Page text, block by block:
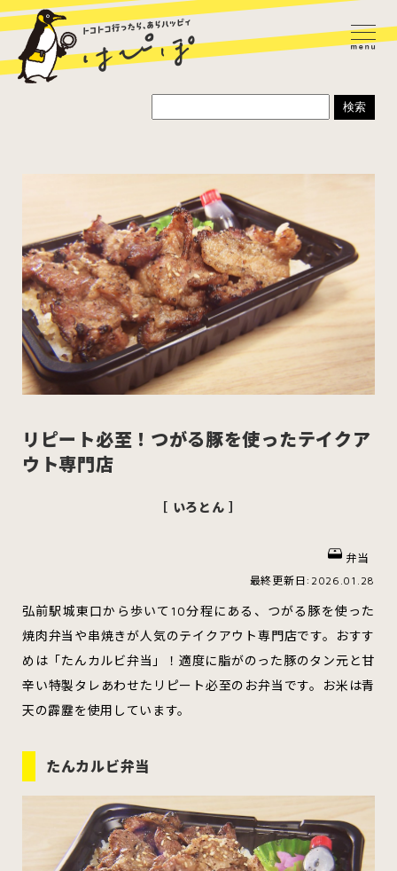
ラーメン カレー
パスタ
ハンバーガー
すべてのカテゴリをみる
青森市 五所川原市 つがる市
むつ市 十和田市 三沢市
八戸市
リピート必至！つがる豚を使ったテイクア
ウト専門店
［ いろとん ］
弁当
最終更新日:2026.01.28
弘前駅城東口から歩いて10分程にある、つがる豚を使った
焼肉弁当や串焼きが人気のテイクアウト専門店です。おすす
めは「たんカルビ弁当」！適度に脂がのった豚のタン元と甘
辛い特製タレあわせたリピート必至のお弁当です。お米は青
天の霹靂を使用しています。
たんカルビ弁当